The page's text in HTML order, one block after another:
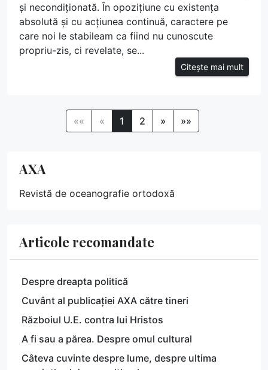
și necondiționată. În opozițiune cu existența
absolută și cu acțiunea continuă, caractere pe
care noi le stabileam ca fiind nu cunoscute
propriu-zis, ci revelate, se...
Citește mai mult
«« « 1 2 » »»
AXA
Revistă de oceanografie ortodoxă
Articole recomandate
Despre dreapta politică
Cuvânt al publicației AXA către tineri
Războiul U.E. contra lui Hristos
A fi sau a părea. Despre omul cultural
Câteva cuvinte despre lume, despre ultima